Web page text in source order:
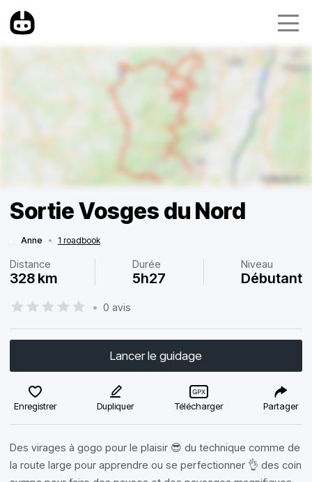
Sortie Vosges du Nord
Anne • 1 roadbook
Distance
328 km
Durée
5h27
Niveau
Débutant
• 0 avis
Lancer le guidage
Enregistrer Dupliquer Télécharger Partager
Des virages à gogo pour le plaisir 😎 du technique comme de
la route large pour apprendre ou se perfectionner 👌 des coin